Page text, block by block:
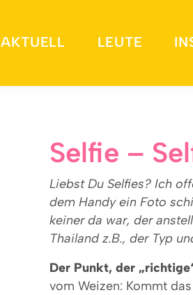
AKTUELL LEUTE
Selfie –
Liebst Du Selfies? Ich
dem Handy ein Foto
keiner da war, der
Thailand z.B., der Typ
Der Punkt, der
vom Weizen: Kommt